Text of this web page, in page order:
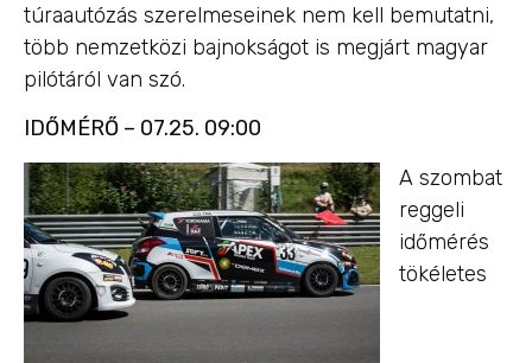
túraautózás szerelmeseinek nem kell bemutatni,
több nemzetközi bajnokságot is megjárt magyar
pilótáról van szó.
IDŐMÉRŐ – 07.25. 09:00
A szombat
reggeli
időmérés
tökéletes